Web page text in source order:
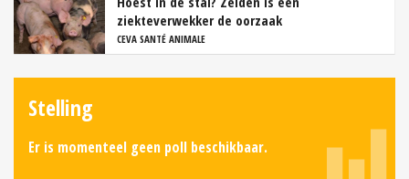
ziekteverwekker de oorzaak
CEVA SANTÉ ANIMALE
Stelling
Er is momenteel geen poll beschikbaar.